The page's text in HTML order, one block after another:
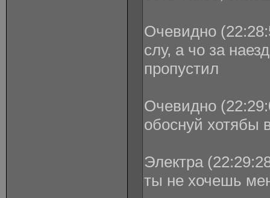
Очевидно
слу, а чо за
пропустил
Очевидно
обоснуй хотябы
Электра
ты не хочешь